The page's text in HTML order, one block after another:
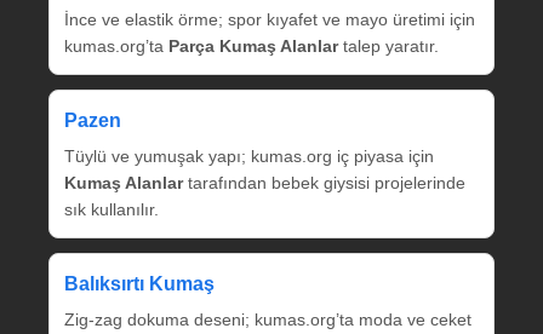
İnce ve elastik örme; spor kıyafet ve mayo üretimi için
kumas.org’ta Parça Kumaş Alanlartalep yaratır.
Pazen
Tüylü ve yumuşak yapı; kumas.org iç piyasa için
Kumaş Alanlartarafından bebek giysisi projelerinde
sık kullanılır.
Balıksırtı Kumaş
Zig‑zag dokuma deseni; kumas.org’ta moda ve ceket